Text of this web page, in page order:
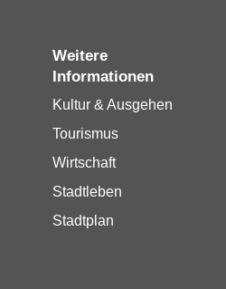
Weitere
Informationen
Kultur & Ausgehen
Tourismus
Wirtschaft
Stadtleben
Stadtplan